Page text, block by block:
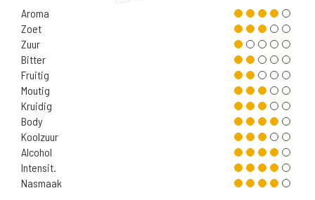
Aroma
Zoet
Zuur
Bitter
Fruitig
Moutig
Kruidig
Body
Koolzuur
Alcohol
Intensit.
Nasmaak